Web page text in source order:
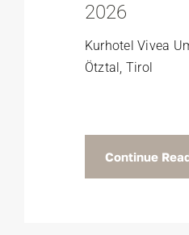
2026
Kurhotel Vivea
Ötztal, Tirol
Continue